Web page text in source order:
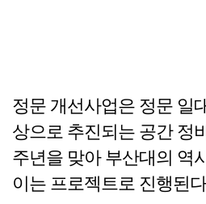
정문 개선사업은 정문 일
상으로 추진되는 공간 정
주년을 맞아 부산대의 역
이는 프로젝트로 진행된